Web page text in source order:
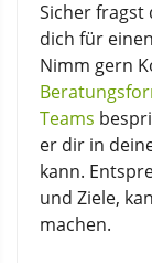
Sicher fragst
dich für
Nimm gern
Teams
er dir in
kann.
und Ziele,
machen.